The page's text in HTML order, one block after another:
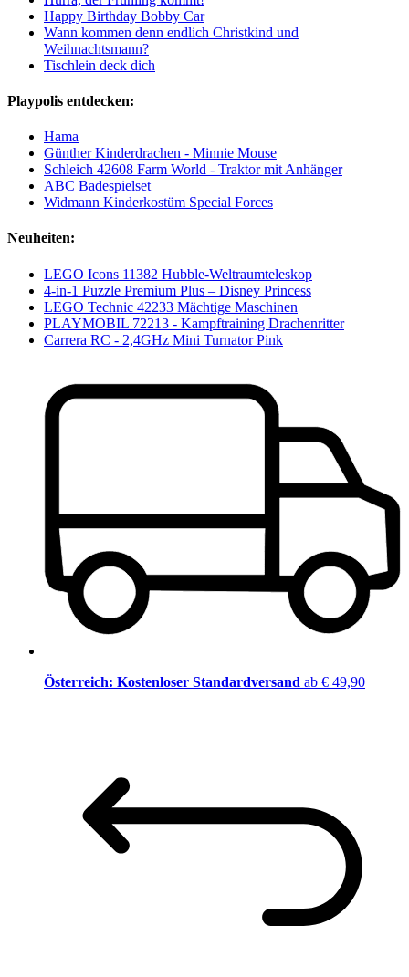
Happy Birthday Bobby Car
Wann kommen denn endlich Christkind und
Weihnachtsmann?
Tischlein deck dich
Playpolis entdecken:
Hama
Günther Kinderdrachen - Minnie Mouse
Schleich 42608 Farm World - Traktor mit Anhänger
ABC Badespielset
Widmann Kinderkostüm Special Forces
Neuheiten:
LEGO Icons 11382 Hubble-Weltraumteleskop
4-in-1 Puzzle Premium Plus – Disney Princess
LEGO Technic 42233 Mächtige Maschinen
PLAYMOBIL 72213 - Kampftraining Drachenritter
Carrera RC - 2,4GHz Mini Turnator Pink
Österreich: Kostenloser Standardversand ab € 49,90